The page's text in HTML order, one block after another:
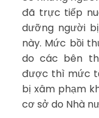
đã trực tiếp
dưỡng người
này. Mức bồi
do các bên
được thì mức
bị xâm phạm
cơ sở do Nhà